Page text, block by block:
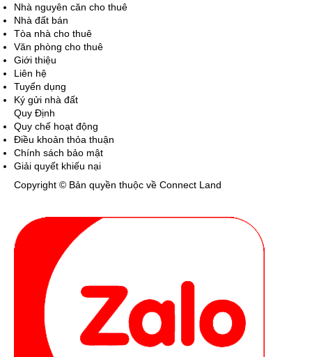
Nhà nguyên căn cho thuê
Nhà đất bán
Tòa nhà cho thuê
Văn phòng cho thuê
Giới thiệu
Liên hệ
Tuyển dụng
Ký gửi nhà đất
Quy Định
Quy chế hoạt động
Điều khoản thỏa thuận
Chính sách bảo mật
Giải quyết khiếu nại
Copyright © Bản quyền thuộc về Connect Land